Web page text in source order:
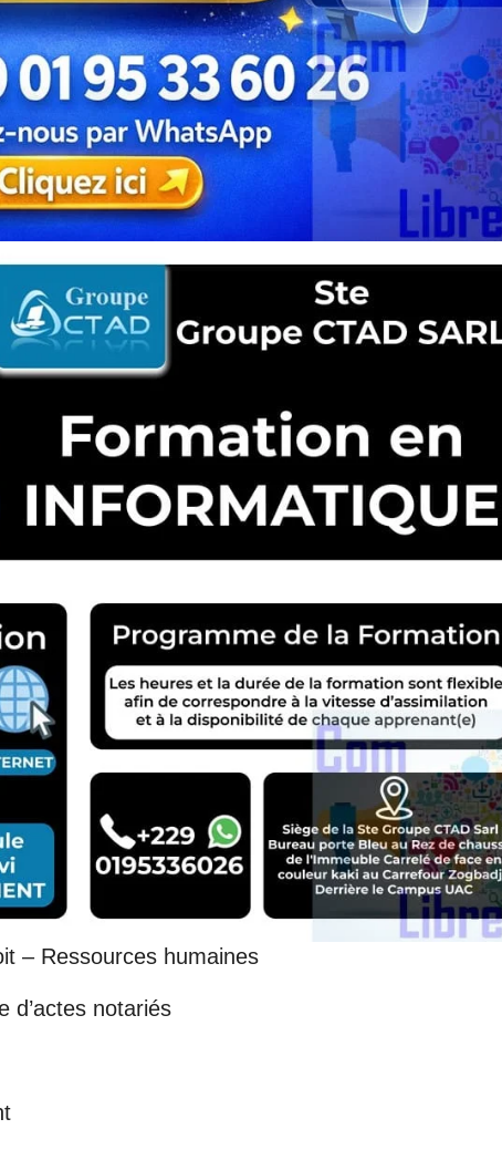
– Ressources humaines
d’actes notariés